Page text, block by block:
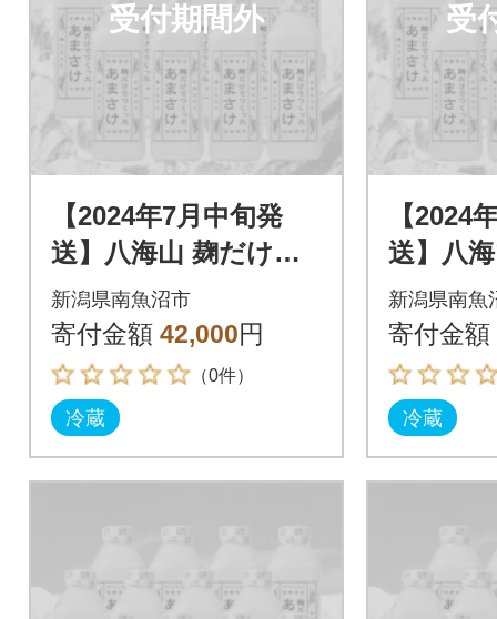
受付期間外
【2024年7月中旬発
送】八海山 麹だけで
つくったあまさけ(82
5g×12本)
新潟県南魚沼市
寄付金額 42,000円
（0件）
冷蔵
受
【2024
送】八
つくっ
5g×12本
新潟県南魚
寄付金額
冷蔵